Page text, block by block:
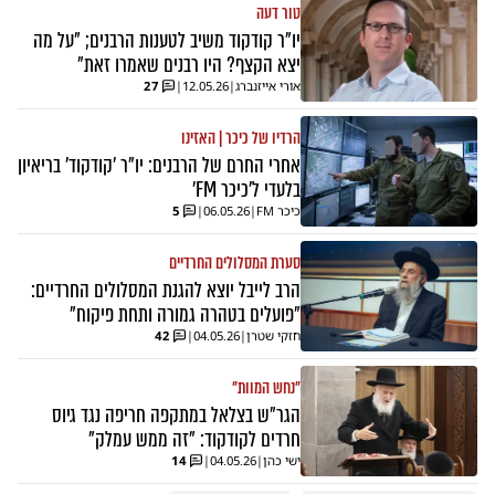
טור דעה
יו"ר קודקוד משיב לטענות הרבנים; "על מה
יצא הקצף? היו רבנים שאמרו זאת"
אורי אייזנברג|
12.05.26
|
27
הרדיו של כיכר | האזינו
אחרי החרם של הרבנים: יו"ר 'קודקוד' בריאיון
בלעדי ל'כיכר FM'
כיכר FM |
06.05.26
|
5
סערת המסלולים החרדיים
הרב לייבל יוצא להגנת המסלולים החרדיים:
"פועלים בטהרה גמורה ותחת פיקוח"
חזקי שטרן|
04.05.26
|
42
"נחש המוות"
הגר"ש בצלאל במתקפה חריפה נגד גיוס
חרדים לקודקוד: "זה ממש עמלק"
ישי כהן |
04.05.26
|
14